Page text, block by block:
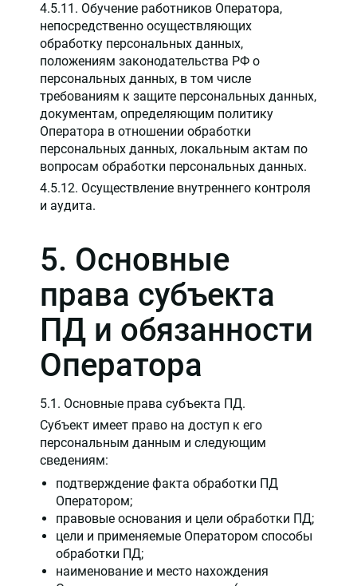
4.5.11. Обучение работников Оператора,
непосредственно осуществляющих
обработку персональных данных,
положениям законодательства РФ о
персональных данных, в том числе
требованиям к защите персональных данных,
документам, определяющим политику
Оператора в отношении обработки
персональных данных, локальным актам по
вопросам обработки персональных данных.
4.5.12. Осуществление внутреннего контроля
и аудита.
5. Основные
права субъекта
ПД и обязанности
Оператора
5.1. Основные права субъекта ПД.
Субъект имеет право на доступ к его
персональным данным и следующим
сведениям:
подтверждение факта обработки ПД
Оператором;
правовые основания и цели обработки ПД;
цели и применяемые Оператором способы
обработки ПД;
наименование и место нахождения